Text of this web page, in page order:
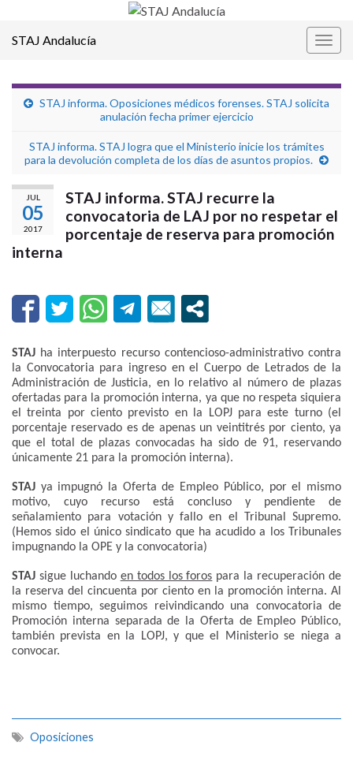
STAJ Andalucía
STAJ informa. Oposiciones médicos forenses. STAJ solicita
anulación fecha primer ejercicio
STAJ informa. STAJ logra que el Ministerio inicie los trámites
para la devolución completa de los días de asuntos propios.
JUL
05
2017
STAJ informa. STAJ recurre la
convocatoria de LAJ por no respetar el
porcentaje de reserva para promoción
interna
STAJ ha interpuesto recurso contencioso-administrativo contra
la Convocatoria para ingreso en el Cuerpo de Letrados de la
Administración de Justicia, en lo relativo al número de plazas
ofertadas para la promoción interna, ya que no respeta siquiera
el treinta por ciento previsto en la LOPJ para este turno (el
porcentaje reservado es de apenas un veintitrés por ciento, ya
que el total de plazas convocadas ha sido de 91, reservando
únicamente 21 para la promoción interna).
STAJ ya impugnó la Oferta de Empleo Público, por el mismo
motivo, cuyo recurso está concluso y pendiente de
señalamiento para votación y fallo en el Tribunal Supremo.
(Hemos sido el único sindicato que ha acudido a los Tribunales
impugnando la OPE y la convocatoria)
STAJ sigue luchando en todos los foros para la recuperación de
la reserva del cincuenta por ciento en la promoción interna. Al
mismo tiempo, seguimos reivindicando una convocatoria de
Promoción interna separada de la Oferta de Empleo Público,
también prevista en la LOPJ, y que el Ministerio se niega a
convocar.
Oposiciones